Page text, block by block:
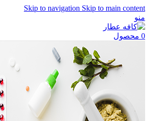
Skip to navigation Skip to main content
منو
0 محصول